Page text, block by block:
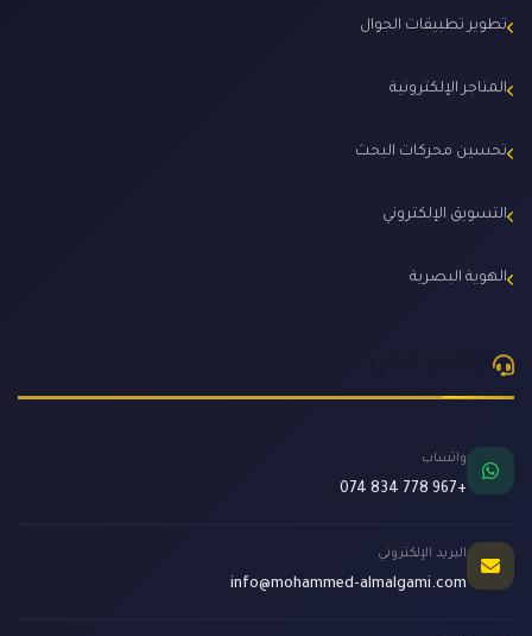
تطوير تطبيقات الجوال
المتاجر الإلكترونية
تحسين محركات البحث
التسويق الإلكتروني
الهوية البصرية
واتساب
+967 778 834 074
البريد الإلكتروني
info@mohammed-almalgami.com